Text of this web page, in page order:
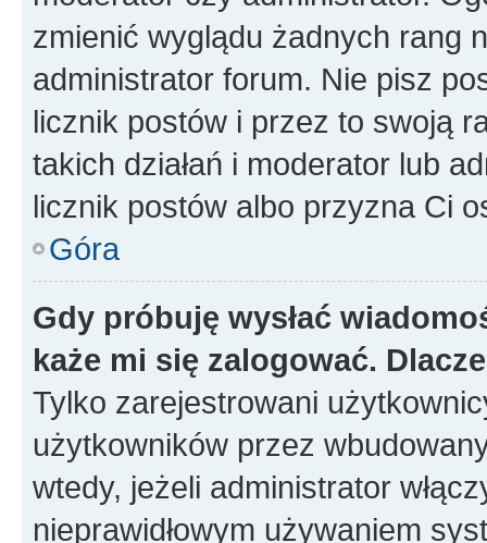
zmienić wyglądu żadnych rang
administrator forum. Nie pisz
licznik postów i przez to swoją
takich działań i moderator lub
licznik postów albo przyzna Ci
Góra
Gdy próbuję wysłać
każe mi się zalogować.
Tylko zarejestrowani
użytkowników przez
wtedy, jeżeli administrator
nieprawidłowym używaniem